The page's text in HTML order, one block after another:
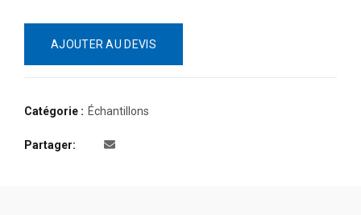
AJOUTER AU DEVIS
Catégorie : Échantillons
Partager